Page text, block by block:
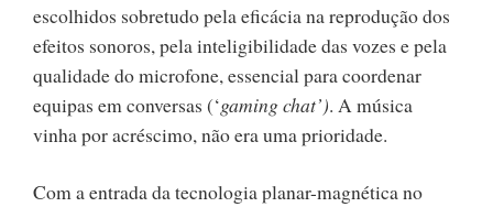
escolhidos sobretudo pela eficácia na reprodução dos
efeitos sonoros, pela inteligibilidade das vozes e pela
qualidade do microfone, essencial para coordenar
equipas em conversas (‘gaming chat’). A música
vinha por acréscimo, não era uma prioridade.
Com a entrada da tecnologia planar-magnética no